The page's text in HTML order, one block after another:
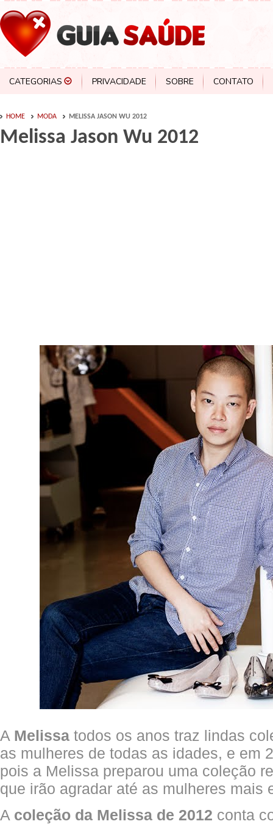
CATEGORIAS PRIVACIDADE SOBRE CONTATO
HOME MODA MELISSA JASON WU 2012
Melissa Jason Wu 2012
A Melissa todos os anos traz lindas
as mulheres de todas as idades, e em
pois a Melissa preparou uma coleção
que irão agradar até as mulheres mais
A coleção da Melissa de 2012 conta